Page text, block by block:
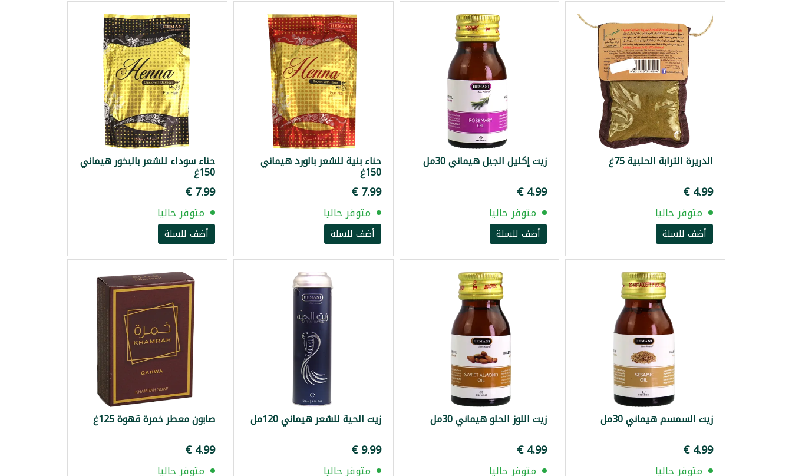
الدريرة الترابة الحلبية 75غ
متوفر حاليا
أضف للسلة
زيت إكليل الجبل هيماني 30مل
‏4.99 €
متوفر حاليا
أضف للسلة
حناء بنية للشعر بالورد هيماني
150غ
‏7.99 €
متوفر حاليا
أضف للسلة
حناء سوداء للشعر بالبخور هيماني
150غ
‏7.99 €
متوفر حاليا
أضف للسلة
زيت السمسم هيماني 30مل
متوفر حاليا
زيت اللوز الحلو هيماني 30مل
‏4.99 €
متوفر حاليا
زيت الحية للشعر هيماني 120مل
‏9.99 €
متوفر حاليا
صابون معطر خمرة قهوة 125غ
‏4.99 €
متوفر حاليا